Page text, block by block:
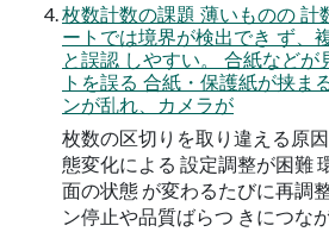
枚数計数の課題 薄いものの 計
ートでは境界が検出でき ず、
と誤認 しやすい。 合紙などが
トを誤る 合紙・保護紙が挟ま
ンが乱れ、カメラが
枚数の区切りを取り違える原
態変化による 設定調整が困難
面の状態 が変わるたびに再調
ン停止や品質ばらつ きにつな